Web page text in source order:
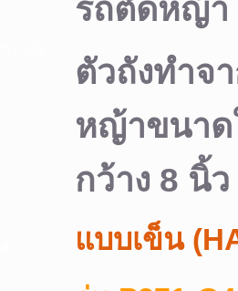
รถตัดหญ้า
ตัวถังทำจ
หญ้าขนาด
กว้าง 8 นิ้ว
แบบเข็น